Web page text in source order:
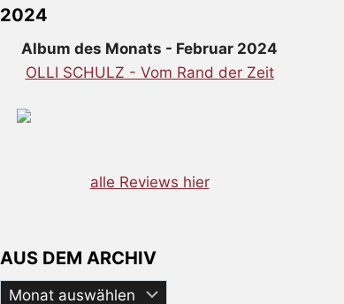
2024
Album des Monats - Februar 2024
OLLI SCHULZ - Vom Rand der Zeit
alle Reviews hier
AUS DEM ARCHIV
Aus